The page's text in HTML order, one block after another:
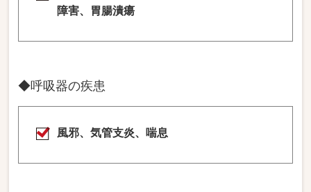
障害、胃腸潰瘍
◆呼吸器の疾患
風邪、気管支炎、喘息